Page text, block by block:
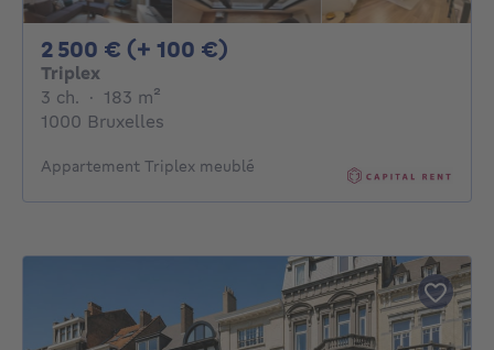
2 500 € (+ 100 €)
Triplex
3 ch. 3 chambres
· 183 m²
1000 Bruxelles
Appartement Triplex meublé